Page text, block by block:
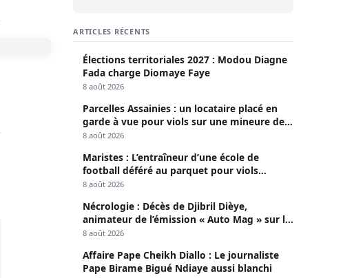
ARTICLES RÉCENTS
Élections territoriales 2027 : Modou Diagne
Fada charge Diomaye Faye
8 août 2026
Parcelles Assainies : un locataire placé en
garde à vue pour viols sur une mineure de
13 ans
8 août 2026
Maristes : L’entraîneur d’une école de
football déféré au parquet pour viols
répétés sur mineurs
8 août 2026
Nécrologie : Décès de Djibril Dièye,
animateur de l’émission « Auto Mag » sur la
TFM
8 août 2026
Affaire Pape Cheikh Diallo : Le journaliste
Pape Birame Bigué Ndiaye aussi blanchi